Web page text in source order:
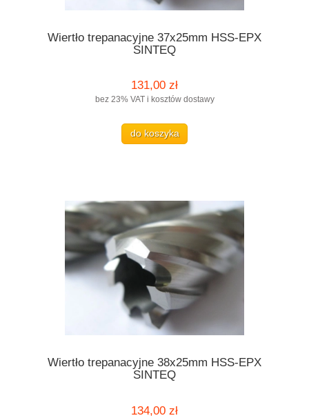
Wiertło trepanacyjne 37x25mm HSS-EPX
SINTEQ
131,00 zł
bez 23% VAT i kosztów dostawy
do koszyka
Wiertło trepanacyjne 38x25mm HSS-EPX
SINTEQ
134,00 zł